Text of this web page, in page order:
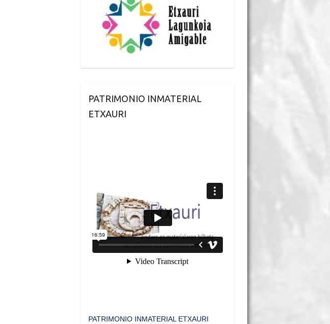
PATRIMONIO INMATERIAL
ETXAURI
PATRIMONIO INMATERIAL ETXAURI